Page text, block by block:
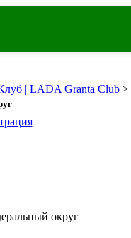
| LADA Granta Club >
округ